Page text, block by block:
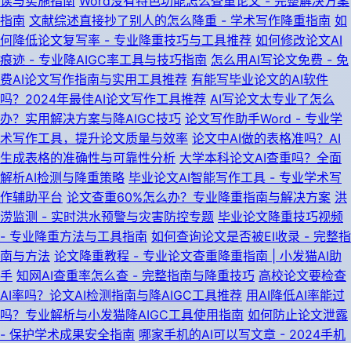
指南 文献综述直接抄了别人的怎么降重 - 学术写作降重指南 如
何降低论文复写率 - 专业降重技巧与工具推荐 如何修改论文AI
痕迹 - 专业降AIGC率工具与技巧指南 怎么用AI写论文免费 - 免
费AI论文写作指南与实用工具推荐 有能写毕业论文的AI软件
吗？2024年最佳AI论文写作工具推荐 AI写论文太专业了怎么
办？实用解决方案与降AIGC技巧 论文写作助手Word - 专业学
术写作工具，提升论文质量与效率 论文中AI做的表格准吗？AI
生成表格的准确性与可靠性分析 大学本科论文AI查重吗？全面
解析AI检测与降重策略 毕业论文AI智能写作工具 - 专业学术写
作辅助平台 论文查重60%怎么办？专业降重指南与解决方案 洪
涝监测 - 实时洪水预警与灾害防控专题 毕业论文降重技巧视频
- 专业降重方法与工具指南 如何查询论文是否被EI收录 - 完整指
南与方法 论文降重教程 - 专业论文查重降重指南 | 小发猫AI助
手 知网AI查重率怎么查 - 完整指南与降重技巧 高校论文要检查
AI率吗？论文AI检测指南与降AIGC工具推荐 用AI降低AI率能过
吗？专业解析与小发猫降AIGC工具使用指南 如何防止论文泄露
- 保护学术成果安全指南 哪家手机的AI可以写文章 - 2024手机